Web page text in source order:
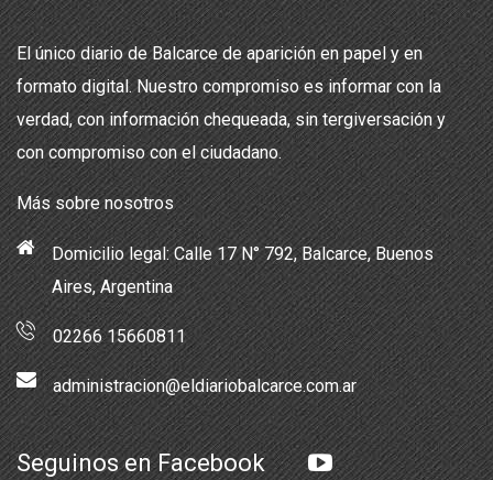
El único diario de Balcarce de aparición en papel y en
formato digital. Nuestro compromiso es informar con la
verdad, con información chequeada, sin tergiversación y
con compromiso con el ciudadano.
Más sobre nosotros
Domicilio legal: Calle 17 N° 792, Balcarce, Buenos
Aires, Argentina
02266 15660811
administracion@eldiariobalcarce.com.ar
Seguinos en Facebook